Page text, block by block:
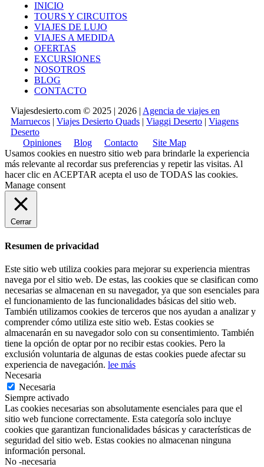
INICIO
TOURS Y CIRCUITOS
VIAJES DE LUJO
VIAJES A MEDIDA
OFERTAS
EXCURSIONES
NOSOTROS
BLOG
CONTACTO
Viajesdesierto.com © 2025 | 2026 | Agencia de viajes en
Marruecos | Viajes Desierto Quads | Viaggi Deserto | Viagens
Deserto
Opiniones
Blog Contacto
Site Map
Usamos cookies en nuestro sitio web para brindarle la experiencia
más relevante al recordar sus preferencias y repetir las visitas. Al
hacer clic en ACEPTAR acepta el uso de TODAS las cookies.
Manage consent
Cerrar
Resumen de privacidad
Este sitio web utiliza cookies para mejorar su experiencia mientras
navega por el sitio web. De estas, las cookies que se clasifican como
necesarias se almacenan en su navegador, ya que son esenciales para
el funcionamiento de las funcionalidades básicas del sitio web.
También utilizamos cookies de terceros que nos ayudan a analizar y
comprender cómo utiliza este sitio web. Estas cookies se
almacenarán en su navegador solo con su consentimiento. También
tiene la opción de optar por no recibir estas cookies. Pero la
exclusión voluntaria de algunas de estas cookies puede afectar su
experiencia de navegación. lee más
Necesaria
Necesaria
Siempre activado
Las cookies necesarias son absolutamente esenciales para que el
sitio web funcione correctamente. Esta categoría solo incluye
cookies que garantizan funcionalidades básicas y características de
seguridad del sitio web. Estas cookies no almacenan ninguna
información personal.
No -necesaria